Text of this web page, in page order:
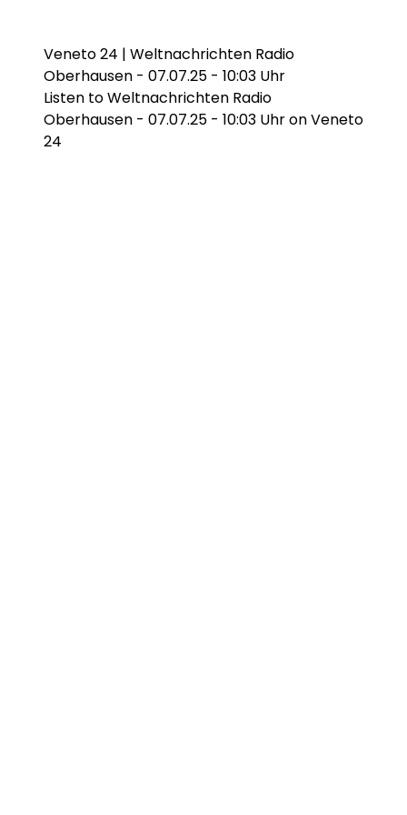
Veneto 24 | Weltnachrichten Radio
Oberhausen - 07.07.25 - 10:03 Uhr
Listen to Weltnachrichten Radio
Oberhausen - 07.07.25 - 10:03 Uhr on Veneto
24